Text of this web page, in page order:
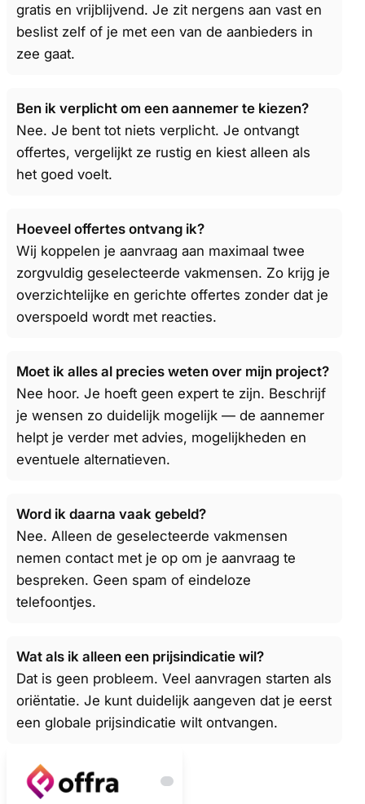
gratis en vrijblijvend. Je zit nergens aan vast en
beslist zelf of je met een van de aanbieders in
zee gaat.
Ben ik verplicht om een aannemer te kiezen?
Nee. Je bent tot niets verplicht. Je ontvangt
offertes, vergelijkt ze rustig en kiest alleen als
het goed voelt.
Hoeveel offertes ontvang ik?
Wij koppelen je aanvraag aan maximaal twee
zorgvuldig geselecteerde vakmensen. Zo krijg je
overzichtelijke en gerichte offertes zonder dat je
overspoeld wordt met reacties.
Moet ik alles al precies weten over mijn project?
Nee hoor. Je hoeft geen expert te zijn. Beschrijf
je wensen zo duidelijk mogelijk — de aannemer
helpt je verder met advies, mogelijkheden en
eventuele alternatieven.
Word ik daarna vaak gebeld?
Nee. Alleen de geselecteerde vakmensen
nemen contact met je op om je aanvraag te
bespreken. Geen spam of eindeloze
telefoontjes.
Wat als ik alleen een prijsindicatie wil?
Dat is geen probleem. Veel aanvragen starten als
oriëntatie. Je kunt duidelijk aangeven dat je eerst
een globale prijsindicatie wilt ontvangen.